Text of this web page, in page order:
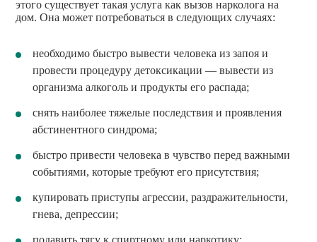
этого существует такая услуга как вызов нарколога на
дом. Она может потребоваться в следующих случаях:
необходимо быстро вывести человека из запоя и
провести процедуру детоксикации — вывести из
организма алкоголь и продукты его распада;
снять наиболее тяжелые последствия и проявления
абстинентного синдрома;
быстро привести человека в чувство перед важными
событиями, которые требуют его присутствия;
купировать приступы агрессии, раздражительности,
гнева, депрессии;
подавить тягу к спиртному или наркотику;